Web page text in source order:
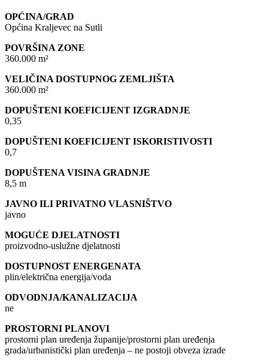
OPĆINA/GRAD
Općina Kraljevec na Sutli
POVRŠINA ZONE
360.000 m²
VELIČINA DOSTUPNOG ZEMLJIŠTA
360.000 m²
DOPUŠTENI KOEFICIJENT IZGRADNJE
0,35
DOPUŠTENI KOEFICIJENT ISKORISTIVOSTI
0,7
DOPUŠTENA VISINA GRADNJE
8,5 m
JAVNO ILI PRIVATNO VLASNIŠTVO
javno
MOGUĆE DJELATNOSTI
proizvodno-uslužne djelatnosti
DOSTUPNOST ENERGENATA
plin/električna energija/voda
ODVODNJA/KANALIZACIJA
ne
PROSTORNI PLANOVI
prostorni plan uređenja županije/prostorni plan uređenja
grada/urbanistički plan uređenja – ne postoji obveza izrade